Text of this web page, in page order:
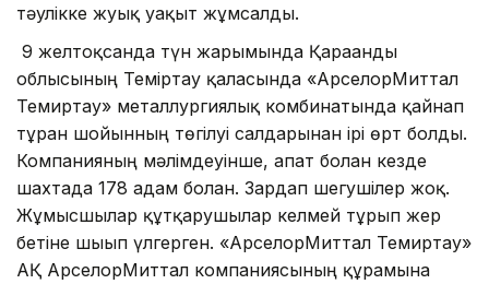
тәулікке жуық уақыт жұмсалды.
9 желтоқсанда түн жарымында Қарағанды
облысының Теміртау қаласында «АрселорМиттал
Темиртау» металлургиялық комбинатында қайнап
тұрған шойынның төгілуі салдарынан ірі өрт болды.
Компанияның мәлімдеуінше, апат болған кезде
шахтада 178 адам болған. Зардап шегушілер жоқ.
Жұмысшылар құтқарушылар келмей тұрып жер
бетіне шығып үлгерген. «АрселорМиттал Темиртау»
АҚ АрселорМиттал компаниясының құрамына